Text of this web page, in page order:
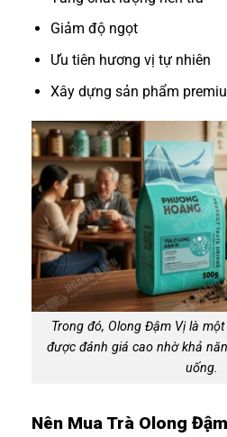
Giảm độ ngọt
Ưu tiên hương vị tự nhiên
Xây dựng sản phẩm
Trong đó, Olong Đậm Vị là
được đánh giá cao nhờ khả
uống.
Nên Mua Trà Olong